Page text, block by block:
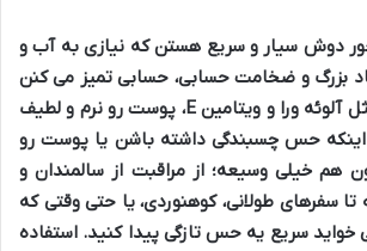
دوش سیار و سریع هستن که نیازی به آب و
بزرگ و ضخامت حسابی، حسابی تمیز می کنن
و با ترکیبات خوبی مثل آلوئه ورا و ویتامین E، پوست رو نرم و لطیف
اینکه حس چسبندگی داشته باشن یا پوست رو
هم خیلی وسیعه؛ از مراقبت از سالمندان و
تا سفرهای طولانی، کوهنوردی، یا حتی وقتی که
سریع یه حس تازگی پیدا کنید. استفاده